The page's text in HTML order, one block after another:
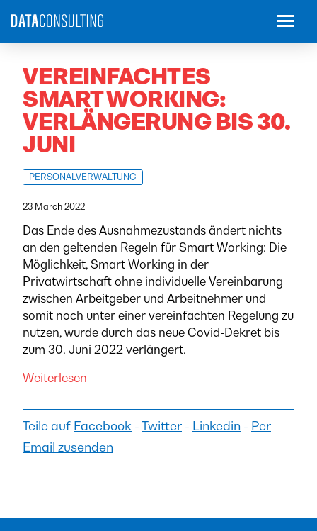
VEREINFACHTES
SMART WORKING:
VERLÄNGERUNG BIS 30.
JUNI
PERSONALVERWALTUNG
23 March 2022
Das Ende des Ausnahmezustands ändert nichts
an den geltenden Regeln für Smart Working: Die
Möglichkeit, Smart Working in der
Privatwirtschaft ohne individuelle Vereinbarung
zwischen Arbeitgeber und Arbeitnehmer und
somit noch unter einer vereinfachten Regelung zu
nutzen, wurde durch das neue Covid-Dekret bis
zum 30. Juni 2022 verlängert.
Weiterlesen
Teile auf Facebook - Twitter - Linkedin - Per
Email zusenden